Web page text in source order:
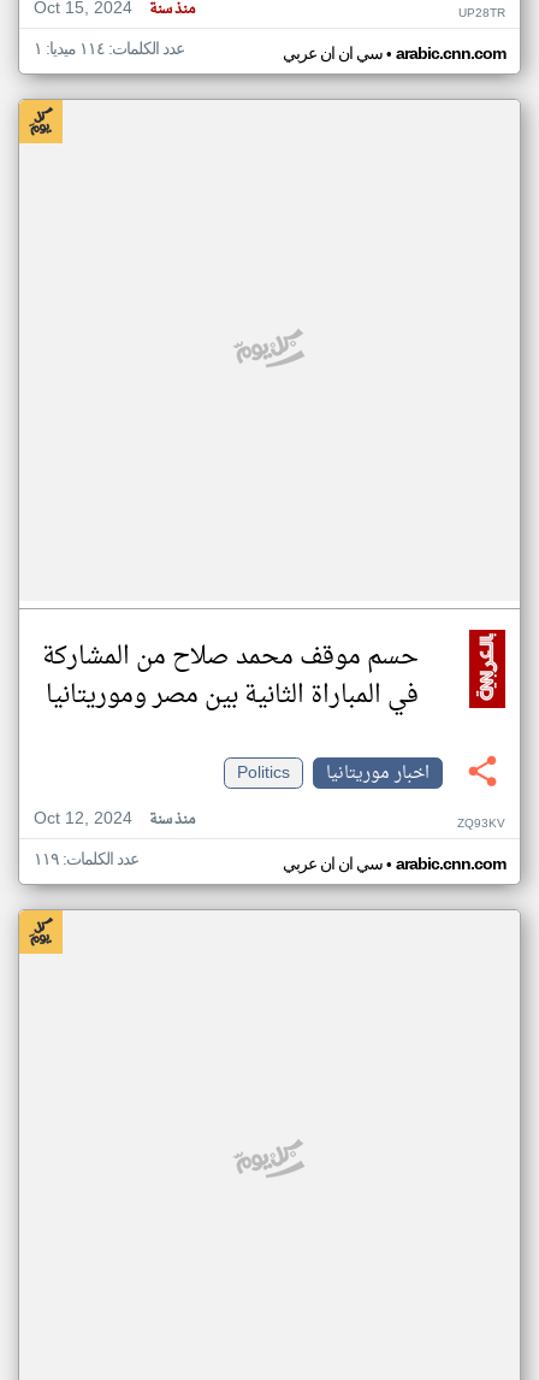
Oct 15, 2024
منذ سنة UP28TR
سي ان ان عربي• arabic.cnn.com عدد الكلمات: ١١٤ ميديا: ١
حسم موقف محمد صلاح من المشاركة
في المباراة الثانية بين مصر وموريتانيا
اخبار موريتانيا
Politics
Oct 12, 2024
منذ سنة ZQ93KV
سي ان ان عربي• arabic.cnn.com عدد الكلمات: ١١٩